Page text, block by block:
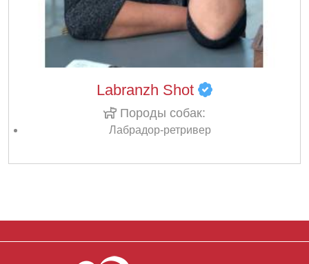
Labranzh Shot
Породы собак:
Лабрадор-ретривер